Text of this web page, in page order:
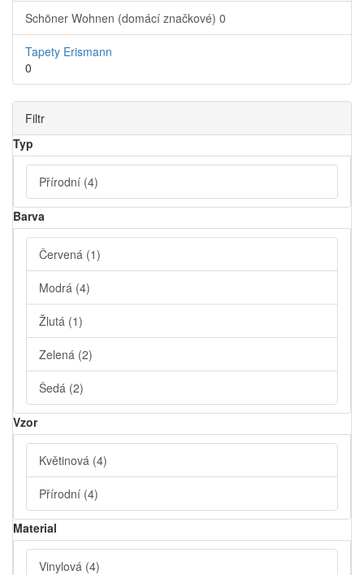
Schöner Wohnen (domácí značkové) 0
Tapety Erismann
0
Filtr
Typ
Přírodní (4)
Barva
Červená (1)
Modrá (4)
Žlutá (1)
Zelená (2)
Šedá (2)
Vzor
Květinová (4)
Přírodní (4)
Material
Vinylová (4)